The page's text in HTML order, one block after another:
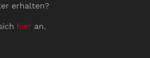
erhalten?
hier an.